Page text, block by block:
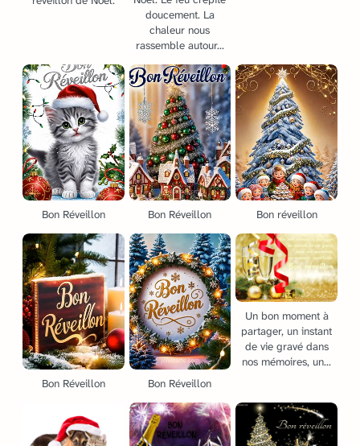
doucement. La
chaleur nous
rassemble autour...
Bon Réveillon Bon Réveillon Bon réveillon
Bon Réveillon Bon Réveillon
Un bon moment à
partager, un instant
de vie gravé dans
nos mémoires, un...